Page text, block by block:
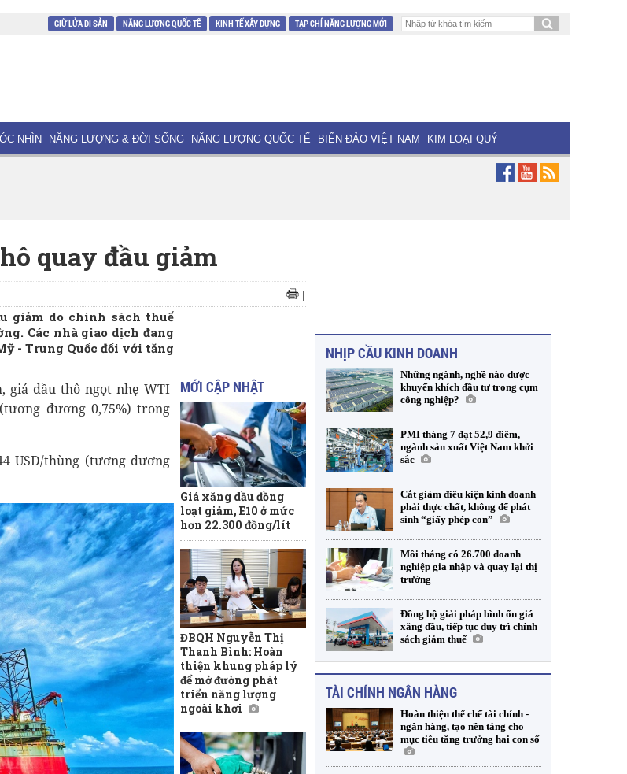
GIỮ LỬA DI SẢN NĂNG LƯỢNG QUỐC TẾ KINH TẾ XÂY DỰNG TẠP CHÍ NĂNG LƯỢNG MỚI
NHÌN NĂNG LƯỢNG & ĐỜI SỐNG NĂNG LƯỢNG QUỐC TẾ BIỂN ĐẢO VIỆT NAM KIM LOẠI QUÝ
quay đầu giảm
|
giảm do chính sách thuế
Các nhà giao dịch đang
- Trung Quốc đối với tăng
giá dầu thô ngọt nhẹ WTI
đương 0,75%) trong
USD/thùng (tương đương
MỚI CẬP NHẬT
Giá xăng dầu đồng
loạt giảm, E10 ở mức
hơn 22.300 đồng/lít
ĐBQH Nguyễn Thị
Thanh Bình: Hoàn
thiện khung pháp lý
để mở đường phát
triển năng lượng
ngoài khơi
NHỊP CẦU KINH DOANH
Những ngành, nghề nào được
khuyến khích đầu tư trong cụm
công nghiệp?
PMI tháng 7 đạt 52,9 điểm,
ngành sản xuất Việt Nam khởi
sắc
Cắt giảm điều kiện kinh doanh
phải thực chất, không để phát
sinh “giấy phép con”
Mỗi tháng có 26.700 doanh
nghiệp gia nhập và quay lại thị
trường
Đồng bộ giải pháp bình ổn giá
xăng dầu, tiếp tục duy trì chính
sách giảm thuế
TÀI CHÍNH NGÂN HÀNG
Hoàn thiện thể chế tài chính -
ngân hàng, tạo nền tảng cho
mục tiêu tăng trưởng hai con số